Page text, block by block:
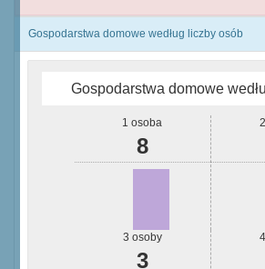
Gospodarstwa domowe według liczby osób
Gospodarstwa domowe
1 osoba
8
3 osoby
3